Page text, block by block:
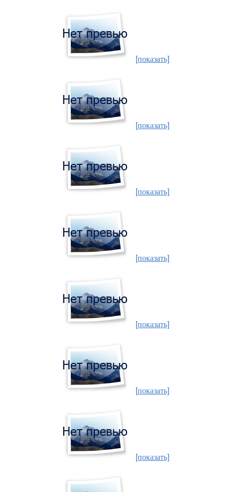
[показать]
[показать]
[показать]
[показать]
[показать]
[показать]
[показать]